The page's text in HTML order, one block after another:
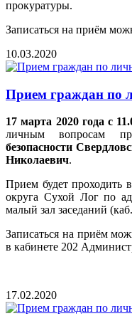
прокуратуры.
Записаться на приём
10.03.2020
Прием граждан по
17 марта 2020 года с
личным вопросам
безопасности
Николаевич.
Прием будет проходить
округа Сухой Лог по
малый зал заседаний
Записаться на приём
в кабинете 202
17.02.2020